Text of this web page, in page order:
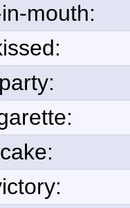
mouth: